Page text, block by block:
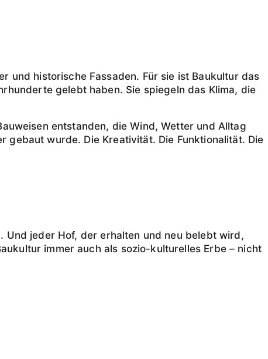
und historische Fassaden. Für sie ist Baukultur das
gelebt haben. Sie spiegeln das Klima, die
entstanden, die Wind, Wetter und Alltag
gebaut wurde. Die Kreativität. Die Funktionalität. Die
Und jeder Hof, der erhalten und neu belebt wird,
immer auch als sozio-kulturelles Erbe – nicht